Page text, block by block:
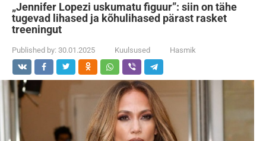
„Jennifer Lopezi uskumatu figuur”: siin on tähe
tugevad lihased ja kõhulihased pärast rasket
treeningut
Published by: 30.01.2025 Kuulsused Hasmik